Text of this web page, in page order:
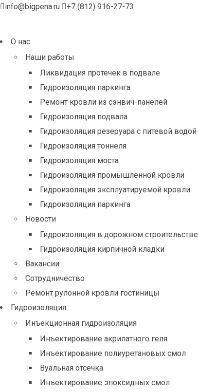
info@bigpena.ru +7 (812) 916-27-73
О нас
Наши работы
Ликвидация протечек в подвале
Гидроизоляция паркинга
Ремонт кровли из сэнвич-панелей
Гидроизоляция подвала
Гидроизоляция резеруара с питевой водой
Гидроизоляция тоннеля
Гидроизоляция моста
Гидроизоляция промышленной кровли
Гидроизоляция эксплуатируемой кровли
Гидроизоляция паркинга
Новости
Гидроизоляция в дорожном строительстве
Гидроизоляция кирпичной кладки
Вакансии
Сотрудничество
Ремонт рулонной кровли гостиницы
Гидроизоляция
Инъекционная гидроизоляция
Инъектирование акрилатного геля
Инъектирование полиуретановых смол
Вуальная отсечка
Инъектирование эпоксидных смол